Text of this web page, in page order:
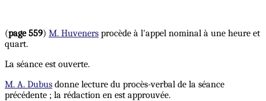
(page 559) M. Huveners procède à l'appel nominal à une heure et
quart.
La séance est ouverte.
M. A. Dubus donne lecture du procès-verbal de la séance
précédente ; la rédaction en est approuvée.